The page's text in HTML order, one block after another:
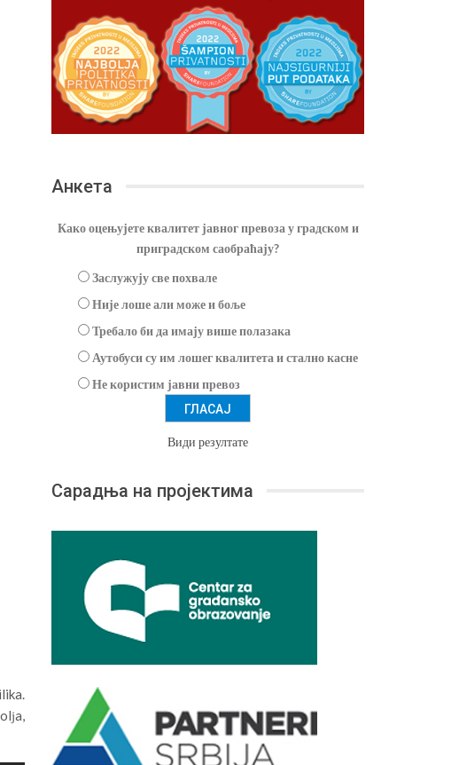
Анкета
Како оцењујете квалитет јавног превоза у градском и
приградском саобраћају?
Заслужују све похвале
Није лоше али може и боље
Требало би да имају више полазака
Аутобуси су им лошег квалитета и стално касне
Не користим јавни превоз
Види резултате
Сарадња на пројектима